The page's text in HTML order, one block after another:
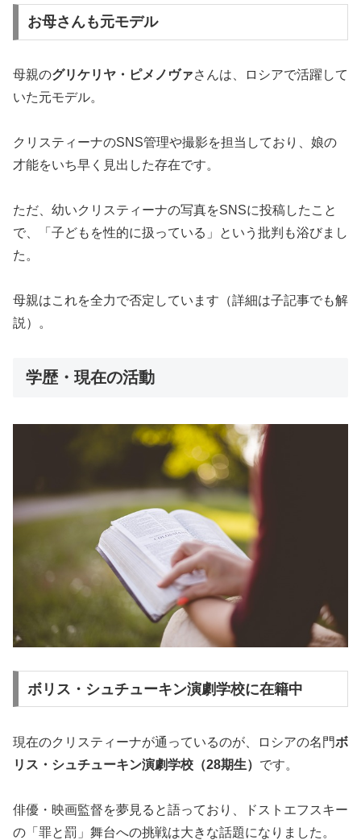
お母さんも元モデル
母親のグリケリヤ・ピメノヴァさんは、ロシアで活躍して
いた元モデル。
クリスティーナのSNS管理や撮影を担当しており、娘の
才能をいち早く見出した存在です。
ただ、幼いクリスティーナの写真をSNSに投稿したこと
で、「子どもを性的に扱っている」という批判も浴びまし
た。
母親はこれを全力で否定しています（詳細は子記事でも解
説）。
学歴・現在の活動
ボリス・シュチューキン演劇学校に在籍中
現在のクリスティーナが通っているのが、ロシアの名門ボ
リス・シュチューキン演劇学校（28期生） です。
俳優・映画監督を夢見ると語っており、ドストエフスキー
の「罪と罰」舞台への挑戦は大きな話題になりました。